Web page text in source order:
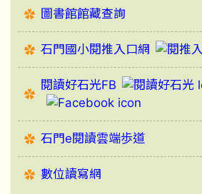
圖書館館藏查詢
石門國小閱推入口網
閱讀好石光FB
石門e閱讀雲端歩道
數位讀寫網